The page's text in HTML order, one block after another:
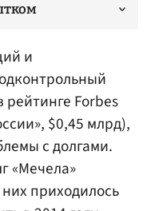
и
Forbes
$0,45 млрд),
с долгами.
«Мечела»
приходилось